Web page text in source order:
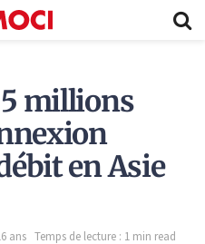
5 millions
en Asie
ans Temps de lecture : 1 min read